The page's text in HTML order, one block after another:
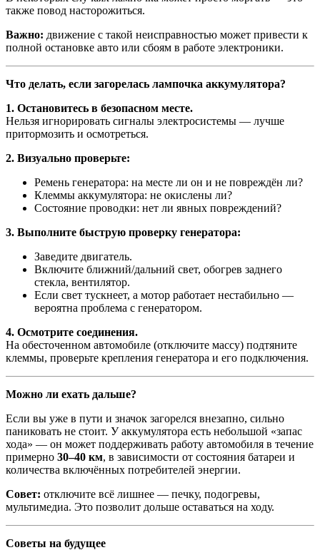
также повод насторожиться.
Важно: движение с такой неисправностью может привести к
полной остановке авто или сбоям в работе электроники.
Что делать, если загорелась лампочка аккумулятора?
1. Остановитесь в безопасном месте.
Нельзя игнорировать сигналы электросистемы — лучше
притормозить и осмотреться.
2. Визуально проверьте:
Ремень генератора: на месте ли он и не повреждён ли?
Клеммы аккумулятора: не окислены ли?
Состояние проводки: нет ли явных повреждений?
3. Выполните быструю проверку генератора:
Заведите двигатель.
Включите ближний/дальний свет, обогрев заднего
стекла, вентилятор.
Если свет тускнеет, а мотор работает нестабильно —
вероятна проблема с генератором.
4. Осмотрите соединения.
На обесточенном автомобиле (отключите массу) подтяните
клеммы, проверьте крепления генератора и его подключения.
Можно ли ехать дальше?
Если вы уже в пути и значок загорелся внезапно, сильно
паниковать не стоит. У аккумулятора есть небольшой «запас
хода» — он может поддерживать работу автомобиля в течение
примерно 30–40 км, в зависимости от состояния батареи и
количества включённых потребителей энергии.
Совет: отключите всё лишнее — печку, подогревы,
мультимедиа. Это позволит дольше оставаться на ходу.
Советы на будущее